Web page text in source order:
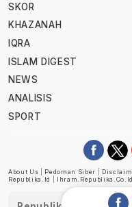
SKOR
KHAZANAH
IQRA
ISLAM DIGEST
NEWS
ANALISIS
SPORT
About Us Pedoman Siber
Republika.id
Ihram.republika.co.id